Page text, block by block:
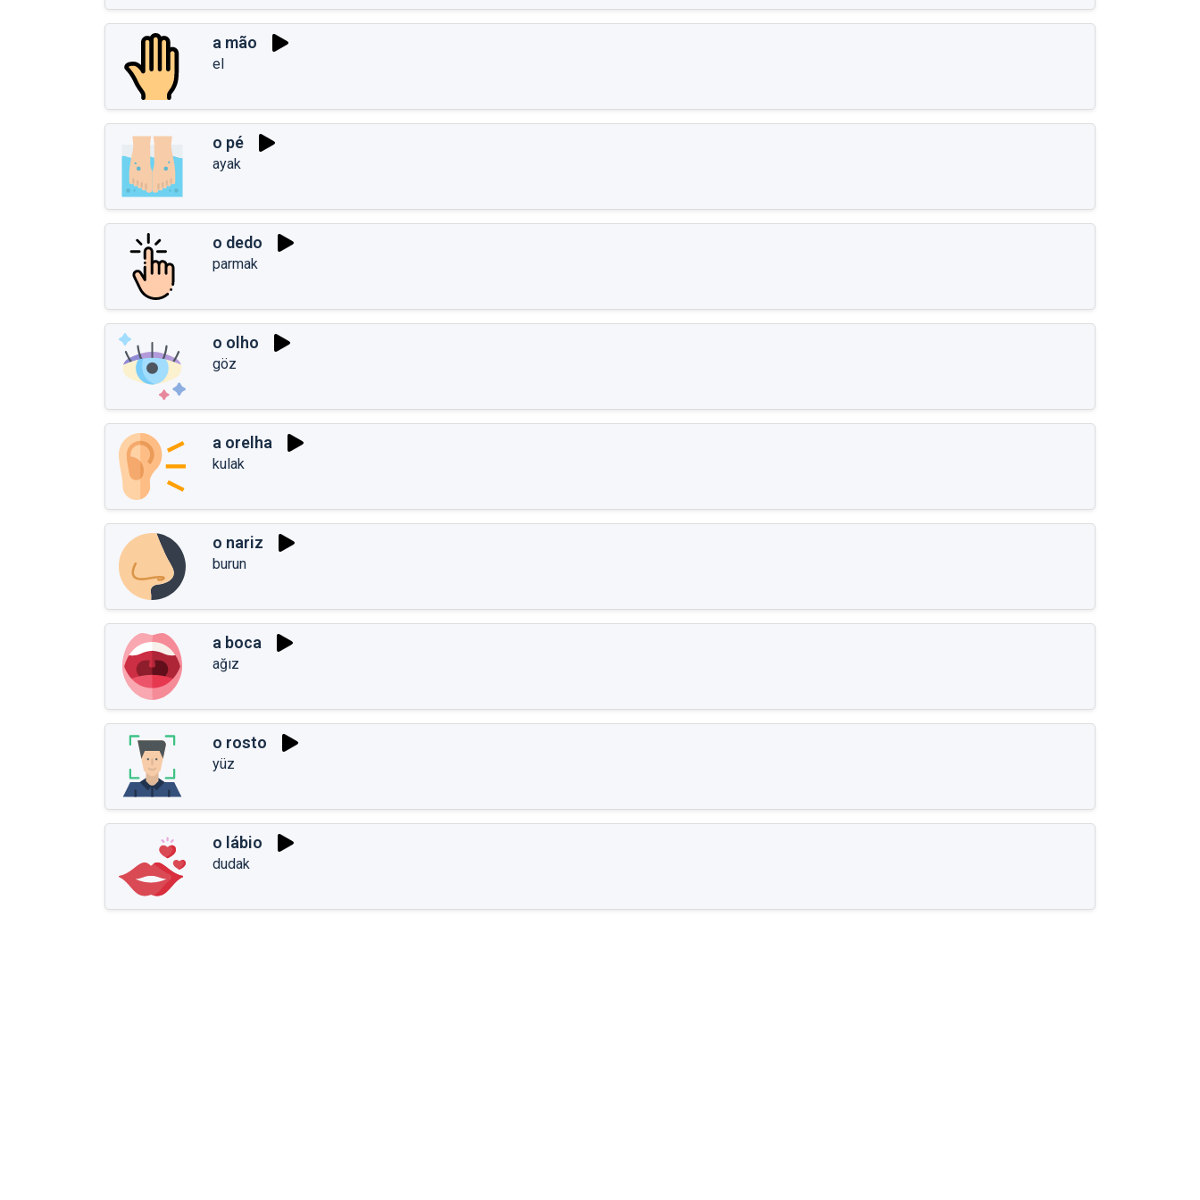
a mão
el
o pé
ayak
o dedo
parmak
o olho
göz
a orelha
kulak
o nariz
burun
a boca
ağız
o rosto
yüz
o lábio
dudak